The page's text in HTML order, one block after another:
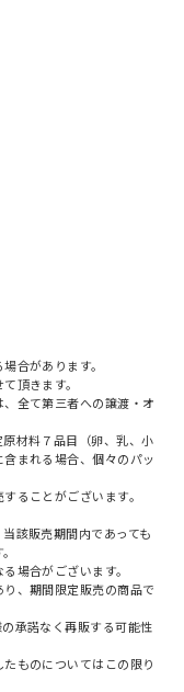
合があります。
頂きます。
全て第三者への譲渡・オ
材料７品目（卵、乳、小
まれる場合、個々のパッ
ることがございます。
該販売期間内であっても
場合がございます。
、期間限定販売の商品で
承諾なく再販する可能性
ものについてはこの限り